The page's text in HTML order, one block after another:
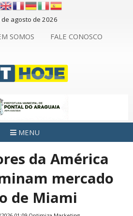
de agosto de 2026
SOMOS FALE CONOSCO
MENU
da América
mercado
de Miami